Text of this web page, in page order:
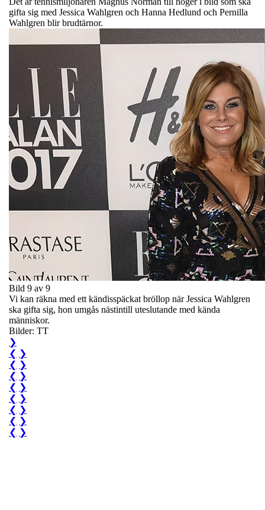
gifta sig med Jessica Wahlgren och Hanna Hedlund och Pernilla
Wahlgren blir brudtärnor.
Bild 9 av 9
Vi kan räkna med ett kändisspäckat bröllop när Jessica Wahlgren
ska gifta sig, hon umgås nästintill uteslutande med kända
människor.
Bilder: TT
❯
❮ ❯
❮ ❯
❮ ❯
❮ ❯
❮ ❯
❮ ❯
❮ ❯
❮ ❯